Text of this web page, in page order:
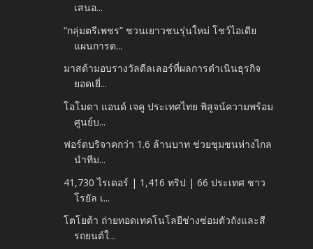
เสนอ...
“กลุ่มตรีเพชร” ชวนเยาวชนรุ่นใหม่ โชว์ไอเดีย
แผนการต...
มาสด้ามอบรางวัลดีลเลอร์ที่ผลการดำเนินธุรกิจ
ยอดเยี่...
โอโมดา แอนด์ เจคู ประเทศไทย พิสูจน์ความพร้อม
ศูนย์บ...
ฟอร์ดบริจาคกว่า 1.6 ล้านบาท ช่วยชุมชนห่างไกล
นำทีม...
41,730 ไรเดอร์ | 1,416 ทริป | 66 ประเทศ ชาว
โรยัล เ...
โตโยต้า ถ่ายทอดเทคโนโลยีช่างซ่อมตัวถังและสี
รถยนต์ใ...